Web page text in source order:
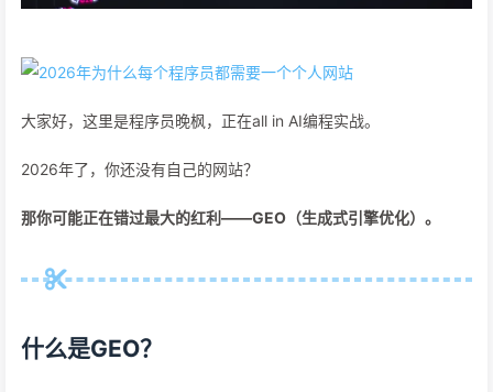
大家好，这里是程序员晚枫，正在all in AI编程实战。
2026年了，你还没有自己的网站？
那你可能正在错过最大的红利——GEO（生成式引擎优化）。
什么是GEO？